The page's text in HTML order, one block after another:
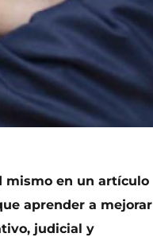
mismo en un artículo
aprender a mejorar
judicial y